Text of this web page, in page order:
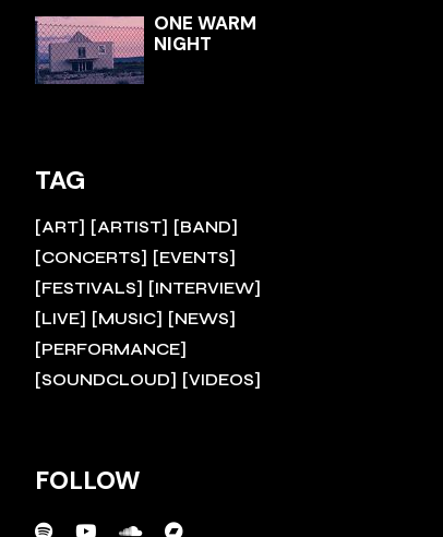
ONE WARM
NIGHT
TAG
ART ARTIST
BAND
CONCERTS
EVENTS
FESTIVALS
INTERVIEW
LIVE
MUSIC
NEWS
PERFORMANCE
SOUNDCLOUD
VIDEOS
FOLLOW